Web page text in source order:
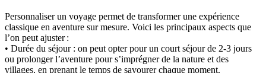
Personnaliser un voyage permet de transformer une expérience
classique en aventure sur mesure. Voici les principaux aspects que
l’on peut ajuster :
• Durée du séjour : on peut opter pour un court séjour de 2-3 jours
ou prolonger l’aventure pour s’imprégner de la nature et des
villages, en prenant le temps de savourer chaque moment.